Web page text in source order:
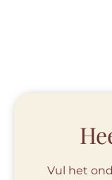
Vul het